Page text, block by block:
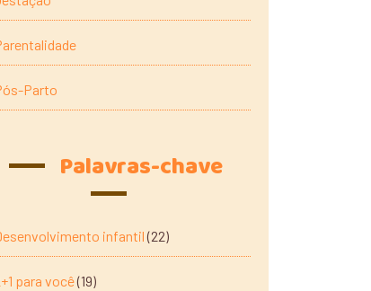
Parto
Palavras-chave
infantil(22)
para você(19)